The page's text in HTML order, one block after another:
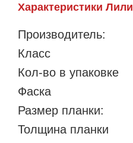
Характеристики Лили
Производитель:
Класс
Кол-во в упаковке
Фаска
Размер планки:
Толщина планки